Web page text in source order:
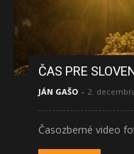
ČAS PRE
JÁN GAŠO - 2.
Časozberné video